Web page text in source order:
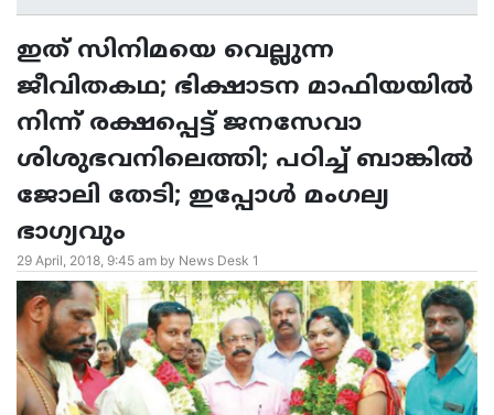
ഇത് സിനിമയെ വെല്ലുന്ന
ജീവിതകഥ; ഭിക്ഷാടന മാഫിയയില്‍
നിന്ന് രക്ഷപ്പെട്ട് ജനസേവാ
ശിശുഭവനിലെത്തി; പഠിച്ച് ബാങ്കില്‍
ജോലി തേടി; ഇപ്പോള്‍ മംഗല്യ
ഭാഗ്യവും
29 April, 2018, 9:45 am by News Desk 1